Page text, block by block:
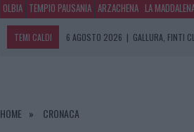
OLBIA TEMPIO PAUSANIA ARZACHENA LA
TEMI CALDI 6 AGOSTO 2026 | GALLURA, FINTI
6 AGOSTO 2026
|
HOME CRONACA